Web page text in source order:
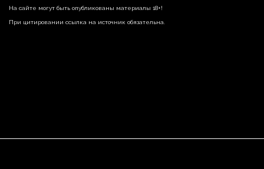
На сайте могут быть опубликованы материалы 18+!
При цитировании ссылка на источник обязательна.